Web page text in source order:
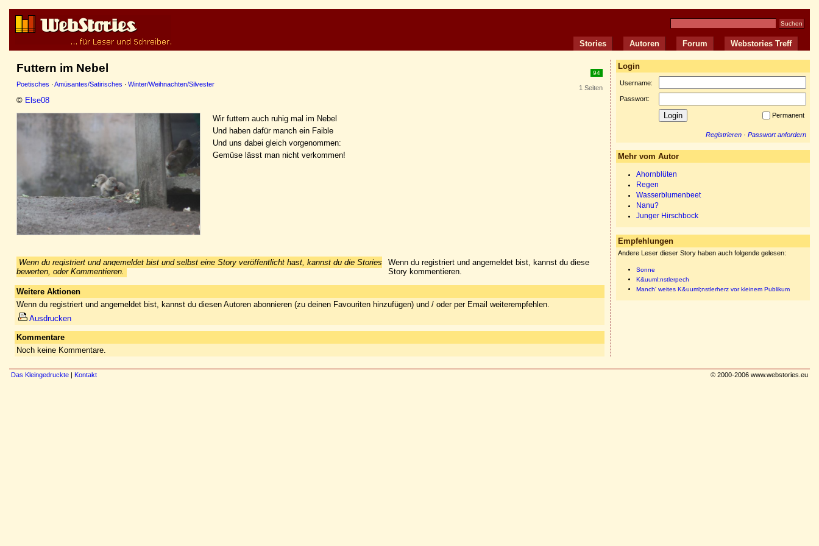
Stories Autoren Forum Webstories Treff
94
1 Seiten
Futtern im Nebel
Poetisches · Amüsantes/Satirisches · Winter/Weihnachten/Silvester
© Else08
Wir futtern auch ruhig mal im Nebel
Und haben dafür manch ein Faible
Und uns dabei gleich vorgenommen:
Gemüse lässt man nicht verkommen!
Wenn du registriert und angemeldet bist und selbst eine Story veröffentlicht hast, kannst du die Stories
bewerten, oder Kommentieren.
Wenn du registriert und angemeldet bist, kannst du diese
Story kommentieren.
Weitere Aktionen
Wenn du registriert und angemeldet bist, kannst du diesen Autoren abonnieren (zu deinen Favouriten hinzufügen) und / oder per Email weiterempfehlen.
Ausdrucken
Kommentare
Noch keine Kommentare.
Login
Username:
Passwort:
Permanent
Registrieren · Passwort anfordern
Mehr vom Autor
Ahornblüten
Regen
Wasserblumenbeet
Nanu?
Junger Hirschbock
Empfehlungen
Andere Leser dieser Story haben auch folgende gelesen:
Sonne
K&uuml;nstlerpech
Manch' weites K&uuml;nstlerherz vor kleinem Publikum
Das Kleingedruckte | Kontakt © 2000-2006 www.webstories.eu